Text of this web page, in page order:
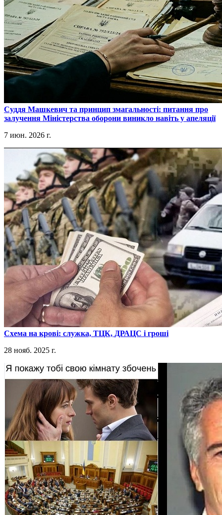
​Суддя Машкевич та принцип змагальності: питання про
залучення Міністерства оборони виникло навіть у апеляції
7 июн. 2026 г.
​Схема на крові: служка, ТЦК, ДРАЦС і гроші
28 нояб. 2025 г.